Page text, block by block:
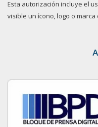
Esta autorización incluye el
visible un ícono, logo o marca